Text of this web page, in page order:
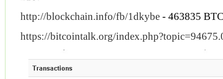
http://blockchain.info/fb/1dkybe - 463835
https://bitcointalk.org/